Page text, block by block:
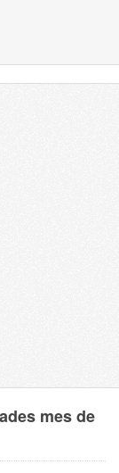
mes de